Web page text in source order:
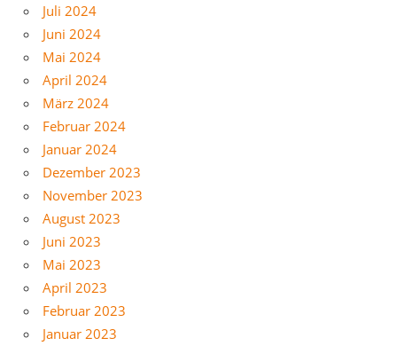
Juli 2024
Juni 2024
Mai 2024
April 2024
März 2024
Februar 2024
Januar 2024
Dezember 2023
November 2023
August 2023
Juni 2023
Mai 2023
April 2023
Februar 2023
Januar 2023